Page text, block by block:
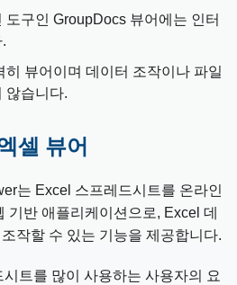
도구인 GroupDocs 뷰어에는 인터
히 뷰어이며 데이터 조작이나 파일
않습니다.
셀 뷰어
는 Excel 스프레드시트를 온라인
기반 애플리케이션으로, Excel 데
작할 수 있는 기능을 제공합니다.
트를 많이 사용하는 사용자의 요